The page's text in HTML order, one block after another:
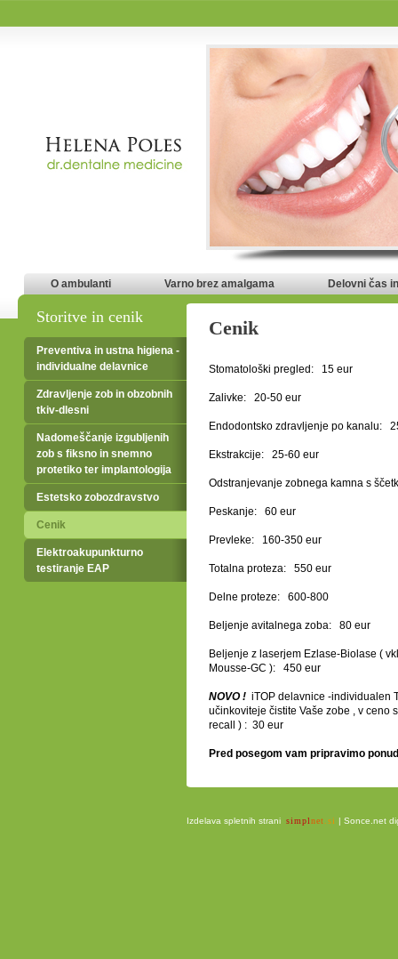
O ambulanti Varno brez amalgama Delovni čas
Storitve in cenik
Preventiva in ustna higiena -
individualne delavnice
Zdravljenje zob in obzobnih
tkiv-dlesni
Nadomeščanje izgubljenih
zob s fiksno in snemno
protetiko ter implantologija
Estetsko zobozdravstvo
Cenik
Elektroakupunkturno
testiranje EAP
Cenik
Stomatološki pregled: 15 eur
Zalivke: 20-50 eur
Endodontsko zdravljenje po kanalu:
Ekstrakcije: 25-60 eur
Odstranjevanje zobnega kamna s
Peskanje: 60 eur
Prevleke: 160-350 eur
Totalna proteza: 550 eur
Delne proteze: 600-800
Beljenje avitalnega zoba: 80 eur
Beljenje z laserjem Ezlase-Biolase (
Mousse-GC ): 450 eur
NOVO ! iTOP delavnice -individualen
učinkoviteje čistite Vaše zobe , v
recall ) : 30 eur
Pred posegom vam pripravimo
Izdelava spletnih strani simplnet .si | Sonce.net